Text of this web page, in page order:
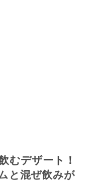
むデザート！
と混ぜ飲みが